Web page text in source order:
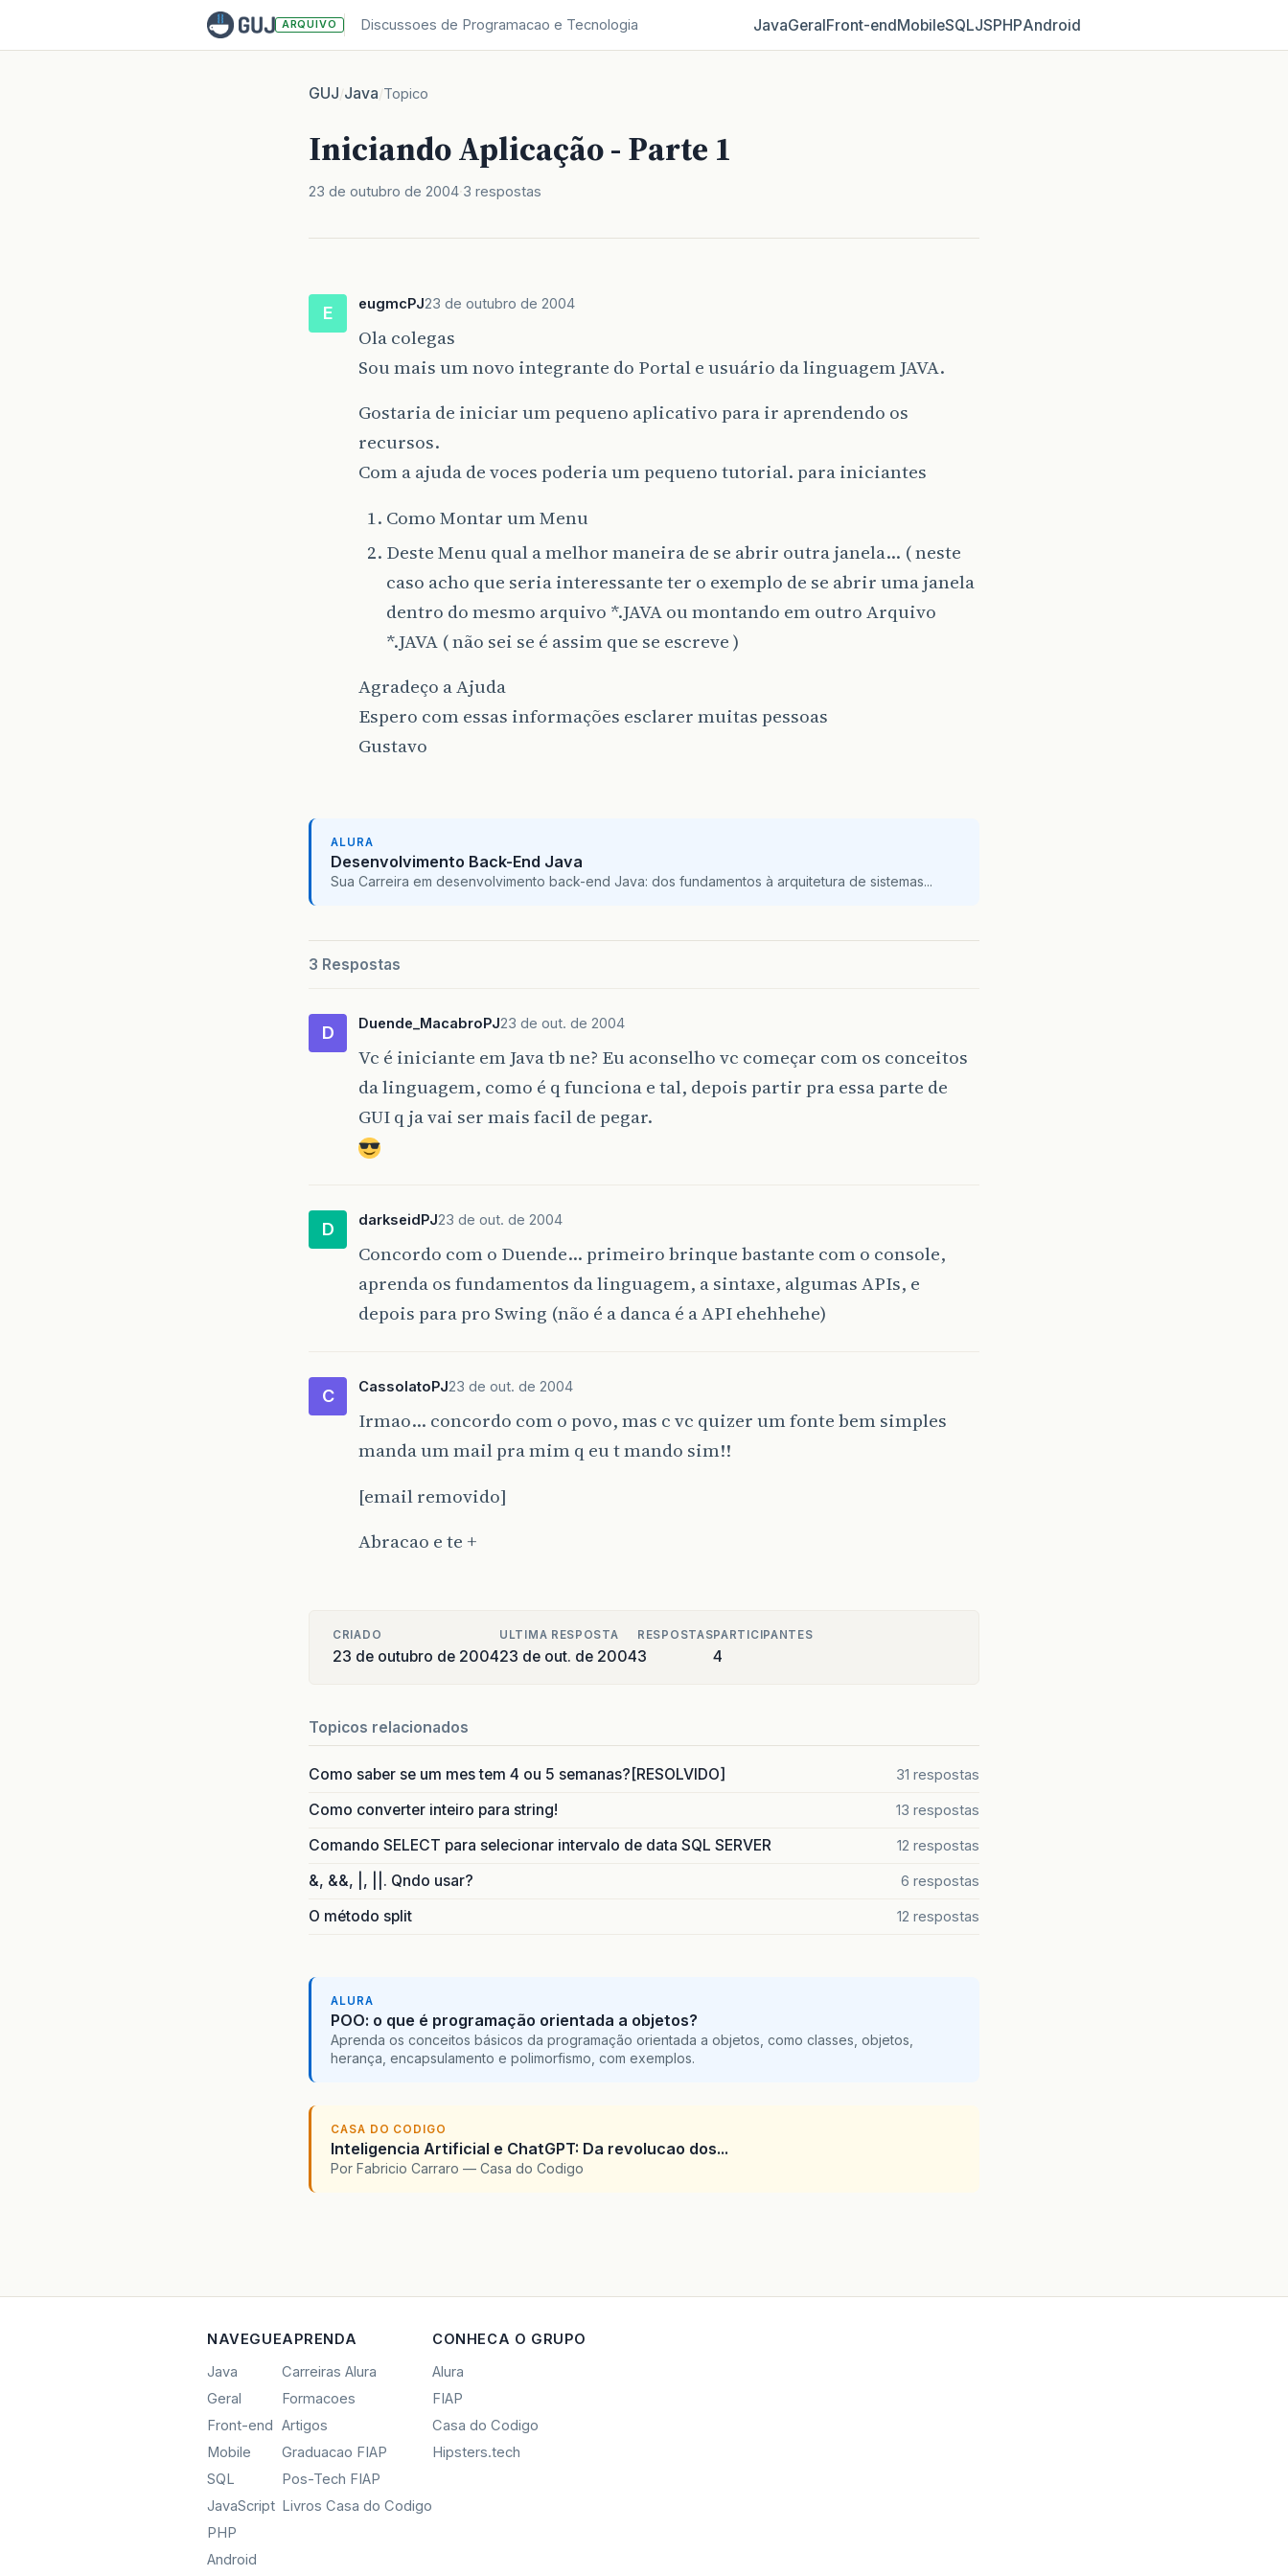
ARQUIVO Discussoes de Programacao e Tecnologia JavaGeralFront‑endMobileSQLJSPHPAndroid
GUJ/Java/Topico
Iniciando Aplicação - Parte 1
23 de outubro de 2004 3 respostas
E eugmcPJ23 de outubro de 2004
Ola colegas
Sou mais um novo integrante do Portal e usuário da linguagem JAVA.
Gostaria de iniciar um pequeno aplicativo para ir aprendendo os
recursos.
Com a ajuda de voces poderia um pequeno tutorial. para iniciantes
Como Montar um Menu
Deste Menu qual a melhor maneira de se abrir outra janela… ( neste
caso acho que seria interessante ter o exemplo de se abrir uma janela
dentro do mesmo arquivo *.JAVA ou montando em outro Arquivo
*.JAVA ( não sei se é assim que se escreve )
Agradeço a Ajuda
Espero com essas informações esclarer muitas pessoas
Gustavo
ALURA
Desenvolvimento Back-End Java
Sua Carreira em desenvolvimento back-end Java: dos fundamentos à arquitetura de sistemas...
3 Respostas
D Duende_MacabroPJ23 de out. de 2004
Vc é iniciante em Java tb ne? Eu aconselho vc começar com os conceitos
da linguagem, como é q funciona e tal, depois partir pra essa parte de
GUI q ja vai ser mais facil de pegar.
D darkseidPJ23 de out. de 2004
Concordo com o Duende… primeiro brinque bastante com o console,
aprenda os fundamentos da linguagem, a sintaxe, algumas APIs, e
depois para pro Swing (não é a danca é a API ehehhehe)
C CassolatoPJ23 de out. de 2004
Irmao… concordo com o povo, mas c vc quizer um fonte bem simples
manda um mail pra mim q eu t mando sim!!
[email removido]
Abracao e te +
CRIADO
23 de outubro de 2004
ULTIMA RESPOSTA
23 de out. de 2004
RESPOSTAS
3
PARTICIPANTES
4
Topicos relacionados
Como saber se um mes tem 4 ou 5 semanas?[RESOLVIDO] 31 respostas
Como converter inteiro para string! 13 respostas
Comando SELECT para selecionar intervalo de data SQL SERVER 12 respostas
&, &&, |, ||. Qndo usar? 6 respostas
O método split 12 respostas
ALURA
POO: o que é programação orientada a objetos?
Aprenda os conceitos básicos da programação orientada a objetos, como classes, objetos,
herança, encapsulamento e polimorfismo, com exemplos.
CASA DO CODIGO
Inteligencia Artificial e ChatGPT: Da revolucao dos...
Por Fabricio Carraro — Casa do Codigo
NAVEGUE
Java
Geral
Front-end
Mobile
SQL
JavaScript
PHP
Android
APRENDA
Carreiras Alura
Formacoes
Artigos
Graduacao FIAP
Pos-Tech FIAP
Livros Casa do Codigo
CONHECA O GRUPO
Alura
FIAP
Casa do Codigo
Hipsters.tech